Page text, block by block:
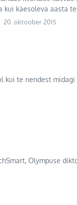
kui käesoleva aasta
20. oktoober 2015
kui te nendest
Olympuse